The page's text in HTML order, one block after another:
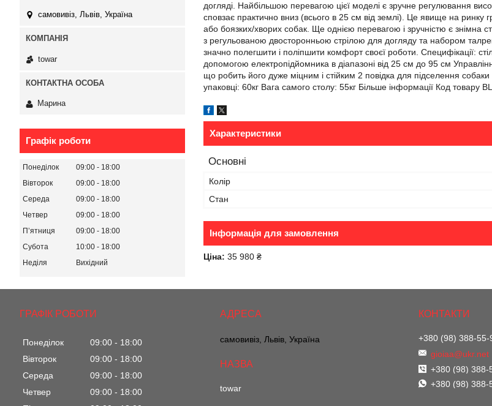
догляді. Найбільшою перевагою цієї моделі є зручне регулювання
сповзає практично вниз (всього в 25 см від землі). Це явище на
або боязких/хворих собак. Ще однією перевагою і зручністю є знімна
з регульованою двосторонньою стрілою для догляду та набором
значно полегшити і поліпшити комфорт своєї роботи. Специфікації:
допомогою електропідйомника в діапазоні від 25 см до 95 см
що робить його дуже міцним і стійким 2 повідка для підселення
упаковці: 60кг Вага самого столу: 55кг Більше інформації Код
Характеристики
Основні
Колір
Стан
Інформація для замовлення
Ціна: 35 980 ₴
самовивіз, Львів, Україна
towar
Марина
Графік роботи
Понеділок 09:00
18:00
Вівторок
09:00
18:00
Середа
09:00
18:00
Четвер
09:00
18:00
Пʼятниця
09:00
18:00
Субота
10:00
18:00
Неділя
Вихідний
ГРАФІК РОБОТИ
Понеділок 09:00
18:00
Вівторок
09:00
18:00
Середа
09:00
18:00
Четвер
09:00
18:00
самовивіз, Львів, Україна
towar
+380 (98) 388-55-
gioiaa@ukr.net
+380 (98) 388-
+380 (98) 388-